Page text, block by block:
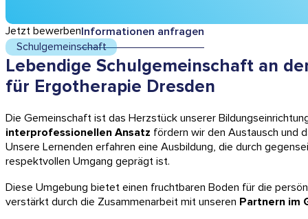
Jetzt bewerbenInformationen anfragen
Schulgemeinschaft
Lebendige Schulgemeinschaft an
für Ergotherapie Dresden
Die Gemeinschaft ist das Herzstück unserer
interprofessionellen Ansatz fördern wir den Austausch und
Unsere Lernenden erfahren eine Ausbildung, die durch
respektvollen Umgang geprägt ist.
Diese Umgebung bietet einen fruchtbaren Boden für die
verstärkt durch die Zusammenarbeit mit unseren Partnern im